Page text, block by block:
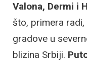
Valona, Dermi i
što, primera
gradove u
blizina Srbiji.